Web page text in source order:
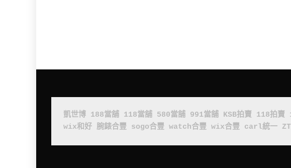
凱世博 188當舖 118當舖 580當舖 991當舖 KSB拍賣 118拍賣
wix和好
腕錶合豐 sogo合豐 watch合豐 wix合豐 carl統一